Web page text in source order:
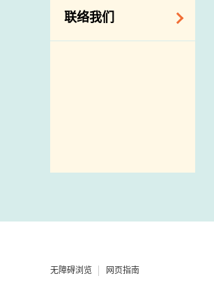
联络我们
无障碍浏览 网页指南